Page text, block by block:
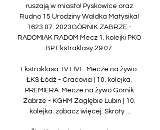
ruszają w miasto! Pyskowice oraz
Rudno 15 Urodziny Waldka Matysika!
1623 07. 2023GÓRNIK ZABRZE -
RADOMIAK RADOM Mecz 1. kolejki PKO
BP Ekstraklasy 29 07.
Ekstraklasa TV LIVE. Mecze na żywo.
ŁKS Łódź - Cracovia | 10. kolejka.
PREMIERA. Mecze na żywo Górnik
Zabrze - KGHM Zagłębie Lubin | 10.
kolejka. zobacz więcej. Skróty ...